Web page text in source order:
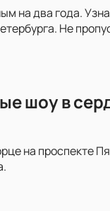
на два года.
Не
шоу в
на проспекте